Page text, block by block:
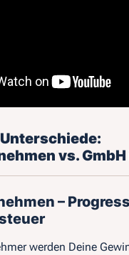
vs.
–
werden Deine